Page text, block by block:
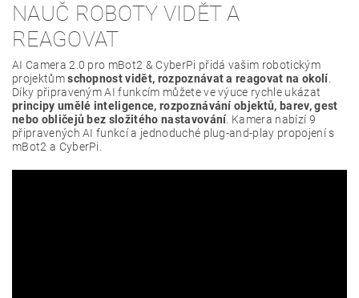
NAUČ ROBOTY VIDĚT A
REAGOVAT
AI Camera 2.0 pro mBot2 & CyberPi přidá vašim robotickým
projektůmschopnost vidět, rozpoznávat a reagovat na okolí.
Díky připraveným AI funkcím můžete ve výuce rychle ukázat
principy umělé inteligence, rozpoznávání objektů, barev, gest
nebo obličejů bez složitého nastavování. Kamera nabízí 9
připravených AI funkcí a jednoduché plug-and-play propojení s
mBot2 a CyberPi.